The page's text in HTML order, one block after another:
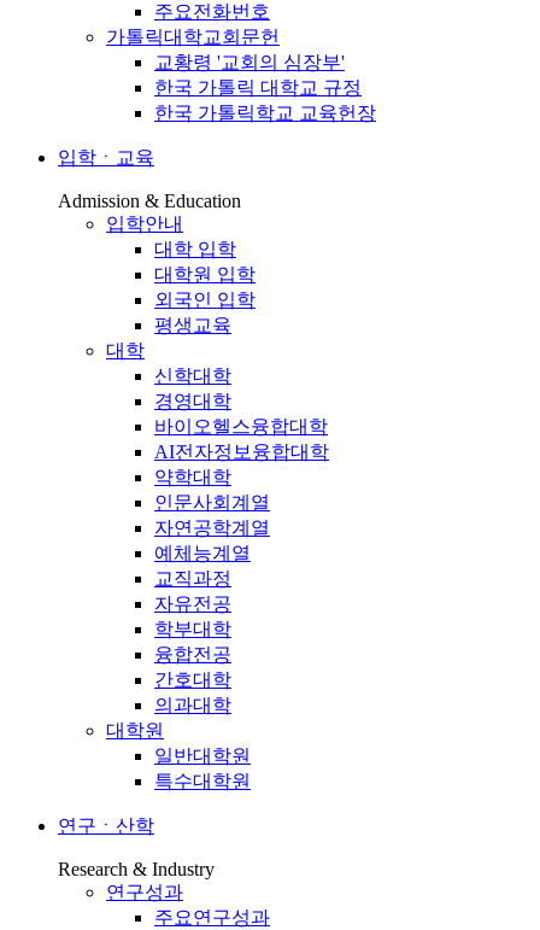
주요전화번호
가톨릭대학교회문헌
교황령 '교회의 심장부'
한국 가톨릭 대학교 규정
한국 가톨릭학교 교육헌장
입학ㆍ교육
Admission & Education
입학안내
대학 입학
대학원 입학
외국인 입학
평생교육
대학
신학대학
경영대학
바이오헬스융합대학
AI전자정보융합대학
약학대학
인문사회계열
자연공학계열
예체능계열
교직과정
자유전공
학부대학
융합전공
간호대학
의과대학
대학원
일반대학원
특수대학원
연구ㆍ산학
Research & Industry
연구성과
주요연구성과